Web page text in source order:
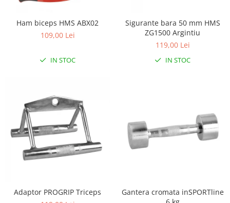
Ham biceps HMS ABX02
109,00 Lei
IN STOC
Sigurante bara 50 mm HMS
ZG1500 Argintiu
119,00 Lei
IN STOC
Adaptor PROGRIP Triceps
Gantera cromata inSPORTline